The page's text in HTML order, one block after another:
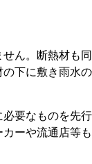
ん。断熱材も
下に敷き雨水
要なものを先
ーや流通店等